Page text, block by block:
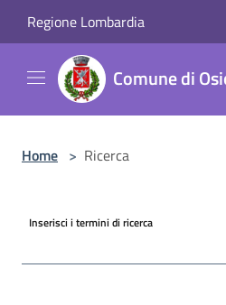
Regione Lombardia
Comune di
Home > Ricerca
Inserisci i termini di ricerca